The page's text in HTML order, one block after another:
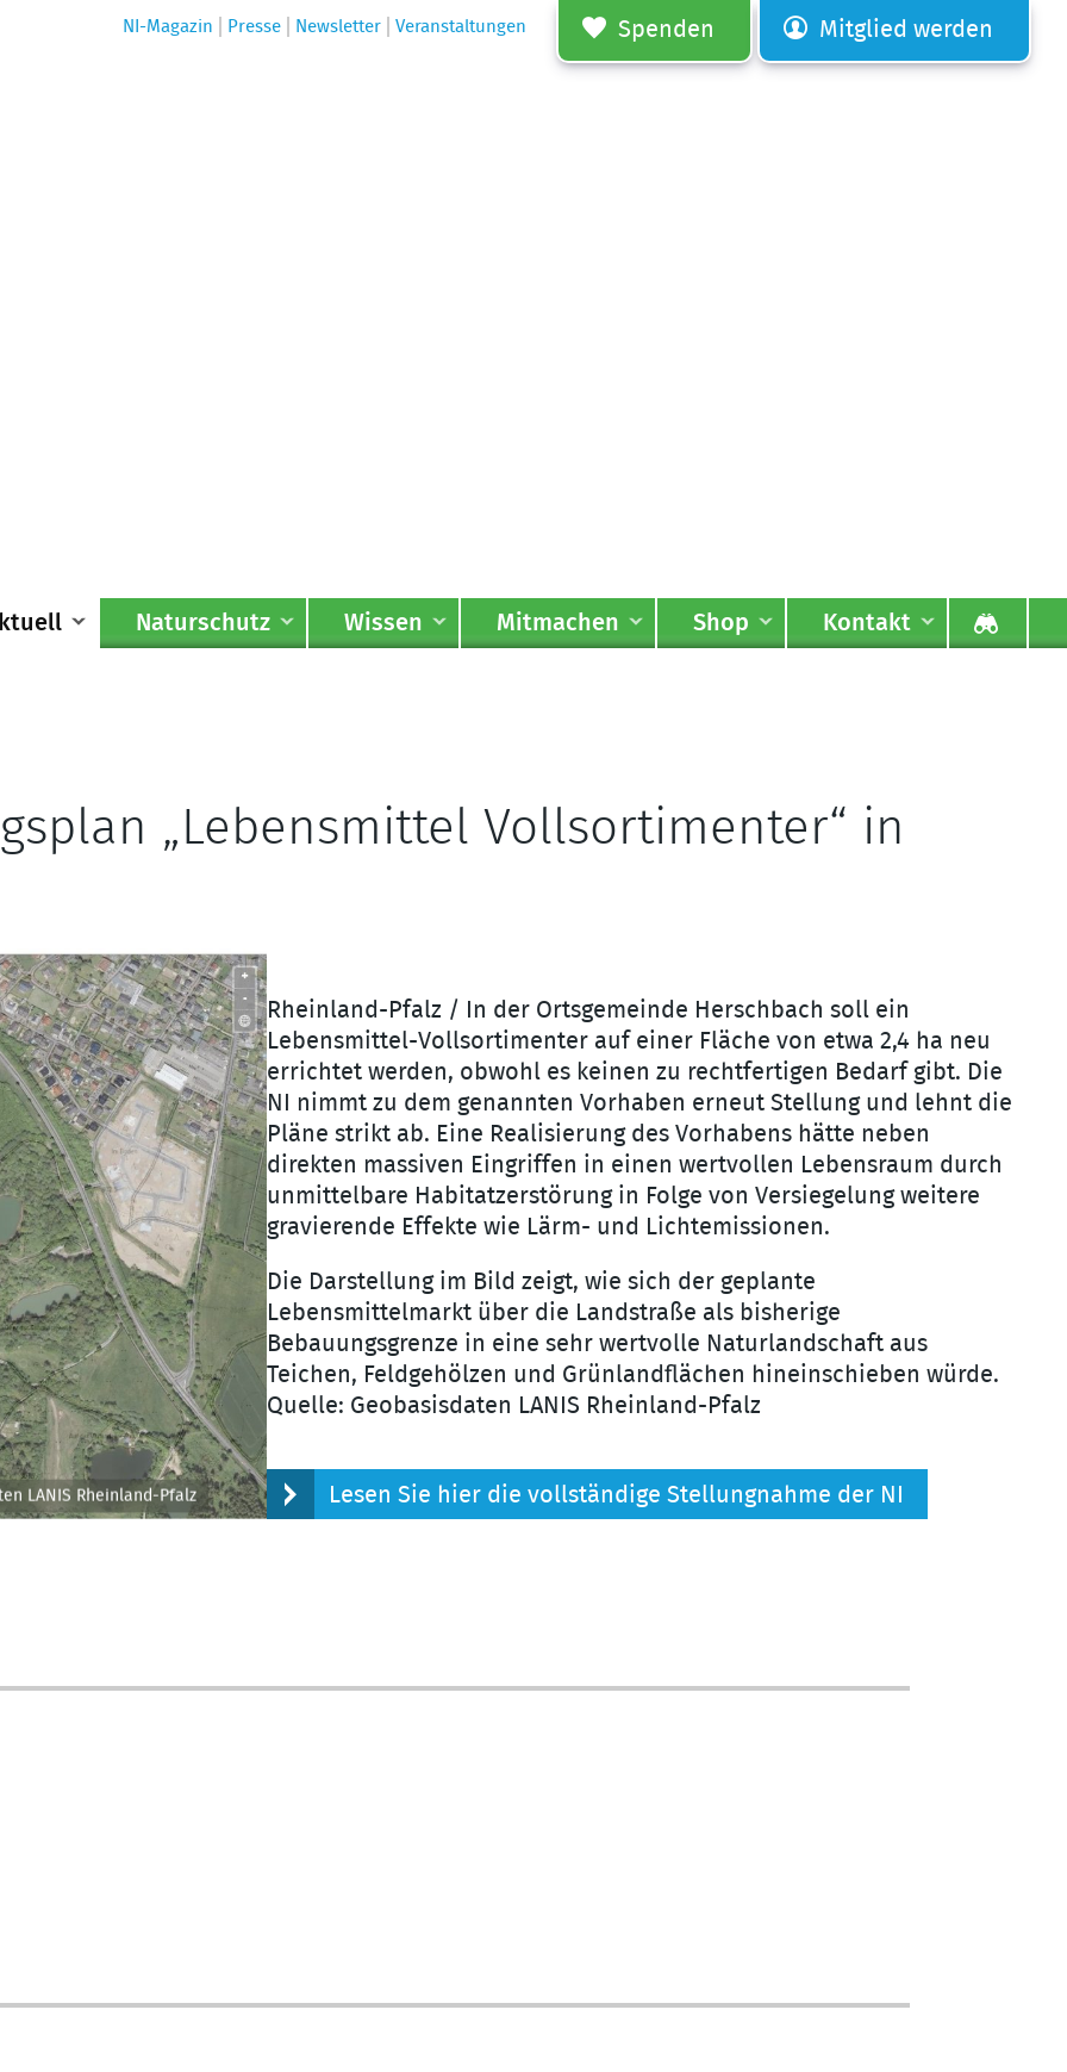
„Lebensmittel Vollsortimenter“ in
LANIS Rheinland-Pfalz
Rheinland-Pfalz / In der Ortsgemeinde Herschbach soll ein
Lebensmittel-Vollsortimenter auf einer Fläche von etwa 2,4 ha neu
errichtet werden, obwohl es keinen zu rechtfertigen Bedarf gibt. Die
NI nimmt zu dem genannten Vorhaben erneut Stellung und lehnt die
Pläne strikt ab. Eine Realisierung des Vorhabens hätte neben
direkten massiven Eingriffen in einen wertvollen Lebensraum durch
unmittelbare Habitatzerstörung in Folge von Versiegelung weitere
gravierende Effekte wie Lärm- und Lichtemissionen.
Die Darstellung im Bild zeigt, wie sich der geplante
Lebensmittelmarkt über die Landstraße als bisherige
Bebauungsgrenze in eine sehr wertvolle Naturlandschaft aus
Teichen, Feldgehölzen und Grünlandflächen hineinschieben würde.
Quelle: Geobasisdaten LANIS Rheinland-Pfalz
Lesen Sie hier die vollständige Stellungnahme der NI
NI-Magazin Presse Newsletter Veranstaltungen Spenden Mitglied werden
Naturschutz Wissen Mitmachen Shop Kontakt